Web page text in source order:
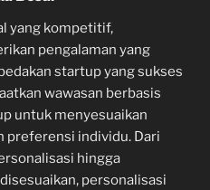
yang kompetitif,
pengalaman yang
startup yang sukses
wawasan berbasis
untuk menyesuaikan
preferensi individu. Dari
hingga
personalisasi